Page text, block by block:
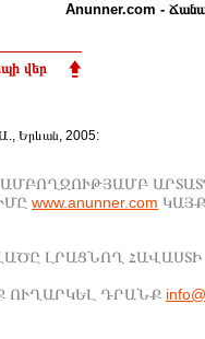
Anunner.com -
վեր
Ա., Երևան, 2005:
www.anunner.com
ԼՐԱՑՆՈՂ ՀԱՎԱՍՏԻ
ՈՒՂԱՐԿԵԼ ԴՐԱՆՔ